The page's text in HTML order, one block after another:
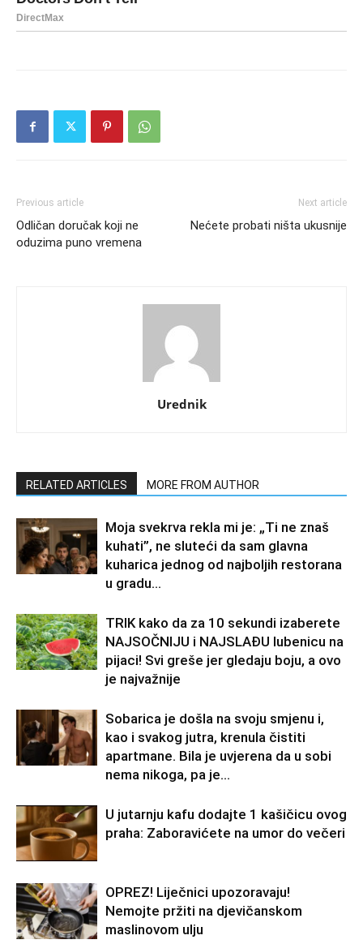
Previous article
Odličan doručak koji ne
oduzima puno vremena
Next article
Nećete probati ništa ukusnije
Urednik
RELATED ARTICLES MORE FROM AUTHOR
Moja svekrva rekla mi je: „Ti ne znaš
kuhati”, ne sluteći da sam glavna
kuharica jednog od najboljih restorana
u gradu…
TRIK kako da za 10 sekundi izaberete
NAJSOČNIJU i NAJSLAĐU lubenicu na
pijaci! Svi greše jer gledaju boju, a ovo
je najvažnije
Sobarica je došla na svoju smjenu i,
kao i svakog jutra, krenula čistiti
apartmane. Bila je uvjerena da u sobi
nema nikoga, pa je...
U jutarnju kafu dodajte 1 kašičicu ovog
praha: Zaboravićete na umor do večeri
OPREZ! Liječnici upozoravaju!
Nemojte pržiti na djevičanskom
maslinovom ulju